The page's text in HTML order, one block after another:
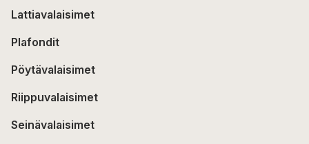
Lattiavalaisimet
Plafondit
Pöytävalaisimet
Riippuvalaisimet
Seinävalaisimet